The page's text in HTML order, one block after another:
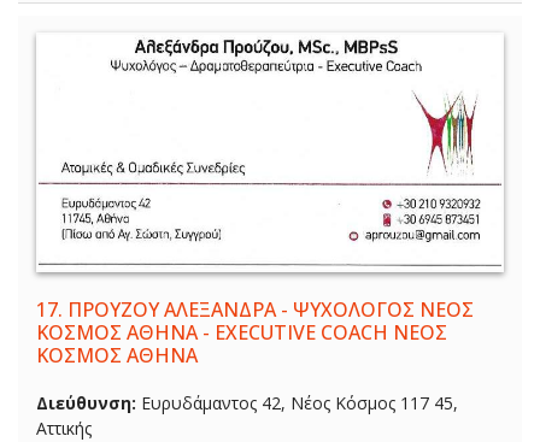
17. ΠΡΟΥΖΟΥ ΑΛΕΞΑΝΔΡΑ - ΨΥΧΟΛΟΓΟΣ ΝΕΟΣ
ΚΟΣΜΟΣ ΑΘΗΝΑ - EXECUTIVE COACH ΝΕΟΣ
ΚΟΣΜΟΣ ΑΘΗΝΑ
Διεύθυνση: Ευρυδάμαντος 42, Νέος Κόσμος 117 45,
Αττικής